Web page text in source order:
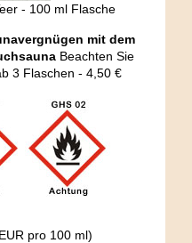
- 100 ml Flasche
mit dem
Beachten Sie
3 Flaschen - 4,50 €
pro 100 ml)